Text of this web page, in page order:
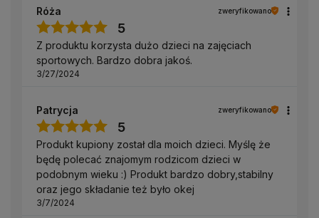
Róża zweryfikowano
5
Z produktu korzysta dużo dzieci na zajęciach
sportowych. Bardzo dobra jakoś.
3/27/2024
Patrycja zweryfikowano
5
Produkt kupiony został dla moich dzieci. Myślę że
będę polecać znajomym rodzicom dzieci w
podobnym wieku :) Produkt bardzo dobry,stabilny
oraz jego składanie też było okej
3/7/2024